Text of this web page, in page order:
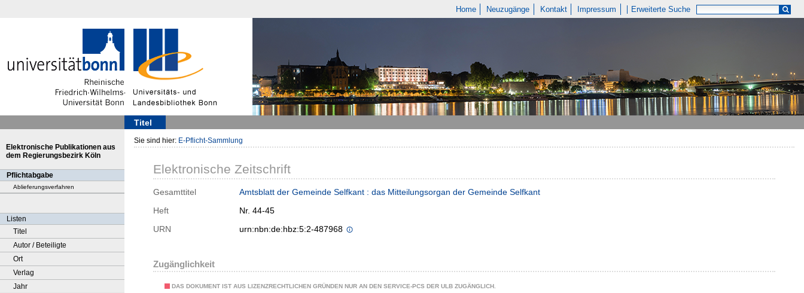
Home Neuzugänge Kontakt Impressum Erweiterte Suche
Titel
Elektronische Publikationen aus
dem Regierungsbezirk Köln
Pflichtabgabe
Ablieferungsverfahren
Listen
Titel
Autor / Beteiligte
Ort
Verlag
Jahr
Sie sind hier: E-Pflicht-Sammlung
Elektronische Zeitschrift
Gesamttitel
Amtsblatt der Gemeinde Selfkant : das Mitteilungsorgan der Gemeinde Selfkant
Heft
Nr. 44-45
URN
urn:nbn:de:hbz:5:2-487968
Zugänglichkeit
DAS DOKUMENT IST AUS LIZENZRECHTLICHEN GRÜNDEN NUR AN DEN SERVICE-PCS DER ULB ZUGÄNGLICH.